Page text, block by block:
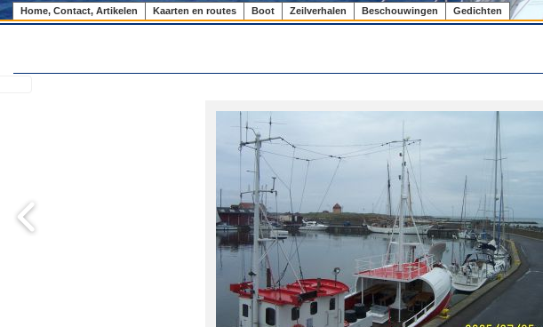
Home, Contact, Artikelen Kaarten en routes Boot Zeilverhalen Beschouwingen Gedichten